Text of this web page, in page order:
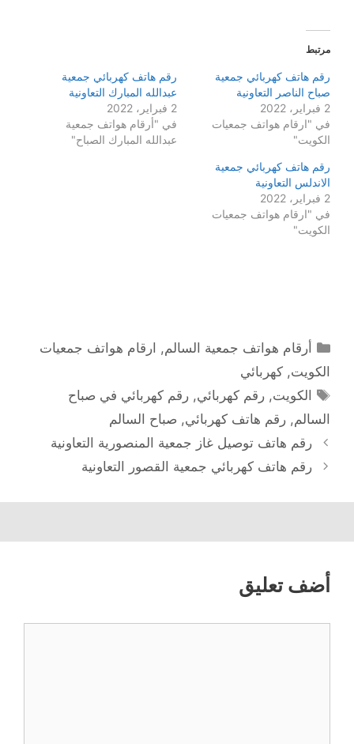
مرتبط
رقم هاتف كهربائي جمعية
صباح الناصر التعاونية
2 فبراير، 2022
في "ارقام هواتف جمعيات
الكويت"
رقم هاتف كهربائي جمعية
عبدالله المبارك التعاونية
2 فبراير، 2022
في "أرقام هواتف جمعية
عبدالله المبارك الصباح"
رقم هاتف كهربائي جمعية
الاندلس التعاونية
2 فبراير، 2022
في "ارقام هواتف جمعيات
الكويت"
التصنيفات
أرقام هواتف جمعية السالم, ارقام هواتف جمعيات
الكويت, كهربائي
الوسوم
الكويت,رقم كهربائي,رقم كهربائي في صباح
السالم, رقم هاتف كهربائي, صباح السالم
رقم هاتف توصيل غاز جمعية المنصورية التعاونية
رقم هاتف كهربائي جمعية القصور التعاونية
أضف تعليق